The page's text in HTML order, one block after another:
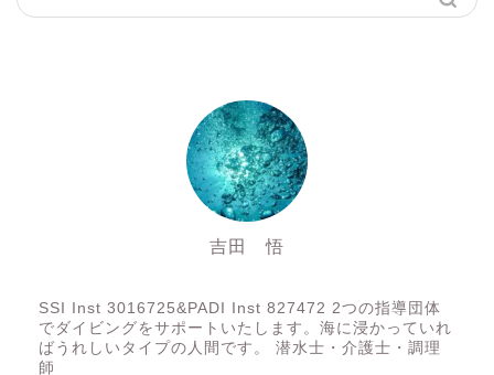
吉田 悟
SSI Inst 3016725&PADI Inst 827472 2つの指導団体
でダイビングをサポートいたします。海に浸かっていれ
ばうれしいタイプの人間です。 潜水士・介護士・調理
師